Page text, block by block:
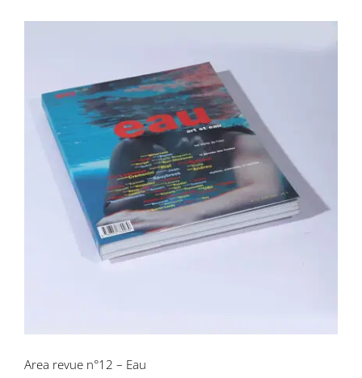
Area revue n°12 – Eau
Area revue n°12 – Eau